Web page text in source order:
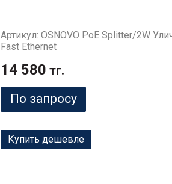
Артикул: OSNOVO PoE Splitter/2W
Fast Ethernet
14 580 тг.
По запросу
Купить дешевле